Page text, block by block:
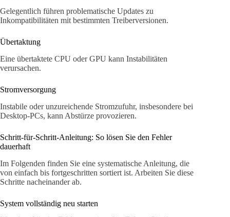
Gelegentlich führen problematische Updates zu
Inkompatibilitäten mit bestimmten Treiberversionen.
Übertaktung
Eine übertaktete CPU oder GPU kann Instabilitäten
verursachen.
Stromversorgung
Instabile oder unzureichende Stromzufuhr, insbesondere bei
Desktop-PCs, kann Abstürze provozieren.
Schritt-für-Schritt-Anleitung: So lösen Sie den Fehler
dauerhaft
Im Folgenden finden Sie eine systematische Anleitung, die
von einfach bis fortgeschritten sortiert ist. Arbeiten Sie diese
Schritte nacheinander ab.
System vollständig neu starten